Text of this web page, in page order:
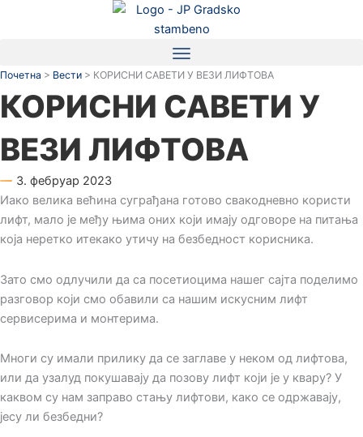
Почетна > Вести > КОРИСНИ САВЕТИ У ВЕЗИ ЛИФТОВА
КОРИСНИ САВЕТИ У
ВЕЗИ ЛИФТОВА
3. фебруар 2023
Иако велика већина суграђана готово свакодневно користи
лифт, мало је међу њима оних који имају одговоре на питања
која неретко итекако утичу на безбедност корисника.
Зато смо одлучили да са посетиоцима нашег сајта поделимо
разговор који смо обавили са нашим искусним лифт
сервисерима и монтерима.
Многи су имали прилику да се заглаве у неком од лифтова,
или да узалуд покушавају да позову лифт који је у квару? У
каквом су нам заправо стању лифтови, како се одржавају,
јесу ли безбедни?